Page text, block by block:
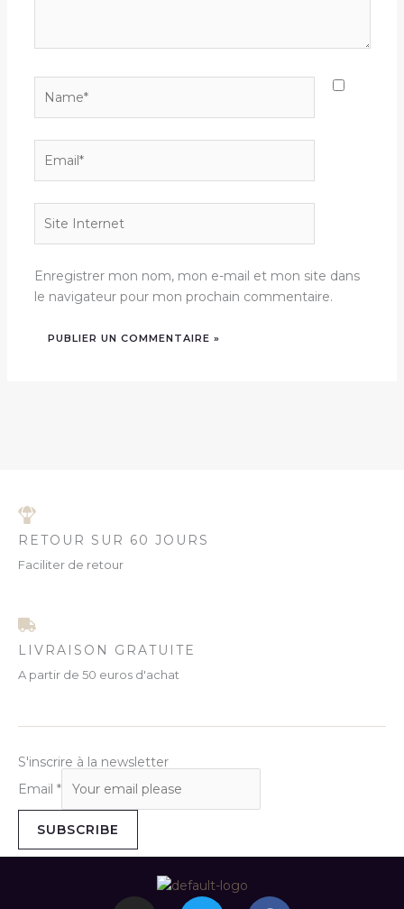
Internet
Enregistrer mon nom, mon e-mail et mon site dans
le navigateur pour mon prochain commentaire.
RETOUR SUR 60 JOURS
Faciliter de retour
LIVRAISON GRATUITE
A partir de 50 euros d'achat
S'inscrire à la newsletter
Email *
SUBSCRIBE